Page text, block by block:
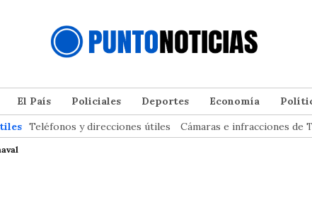
El País Policiales Deportes Economía
Teléfonos y direcciones útiles Cámaras e infracciones de